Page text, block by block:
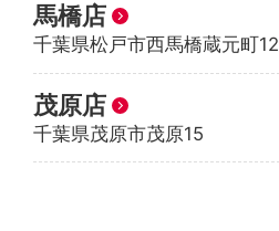
馬橋店
千葉県松戸市西馬橋蔵元町12
茂原店
千葉県茂原市茂原15